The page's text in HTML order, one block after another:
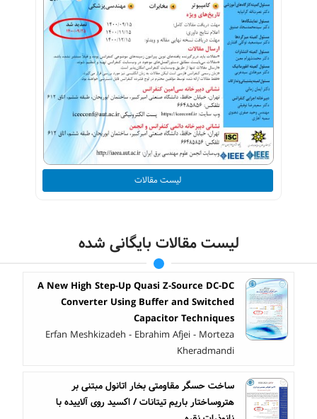
لیست مقالات
لیست مقالات بایگانی شده
A New High Step-Up Quasi Z-Source DC-DC
Converter Using Buffer and Switched
Capacitor Techniques
Erfan Meshkizadeh - Ebrahim Afjei - Morteza
Kheradmandi
ساخت حسگر مقاومتی بخار اتانول مبتنی بر
هتروساختار باریم تیتانات / اکسید روی آلاییده با